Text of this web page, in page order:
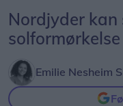
Nordjyder
solformørkelse
Emilie Nesheim